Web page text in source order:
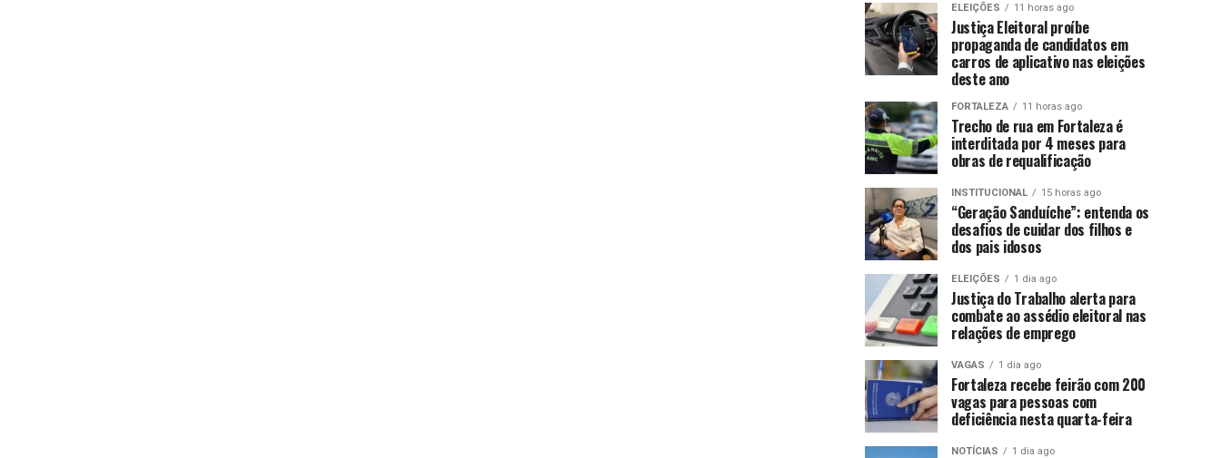
ELEIÇÕES 11 horas ago
Justiça Eleitoral proíbe
propaganda de candidatos em
carros de aplicativo nas eleições
deste ano
FORTALEZA 11 horas ago
Trecho de rua em Fortaleza é
interditada por 4 meses para
obras de requalificação
INSTITUCIONAL 15 horas ago
“Geração Sanduíche”: entenda os
desafios de cuidar dos filhos e
dos pais idosos
ELEIÇÕES 1 dia ago
Justiça do Trabalho alerta para
combate ao assédio eleitoral nas
relações de emprego
VAGAS 1 dia ago
Fortaleza recebe feirão com 200
vagas para pessoas com
deficiência nesta quarta-feira
NOTÍCIAS 1 dia ago